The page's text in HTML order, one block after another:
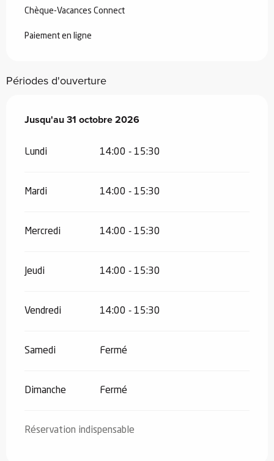
Chèque-Vacances Connect
Paiement en ligne
Périodes d'ouverture
Du1 mai 2026au31 octobre 2026
Jusqu'au31 octobre 2026
Lundi 14:00 - 15:30
Mardi 14:00 - 15:30
Mercredi 14:00 - 15:30
Jeudi 14:00 - 15:30
Vendredi 14:00 - 15:30
Samedi Fermé
Dimanche Fermé
Réservation indispensable